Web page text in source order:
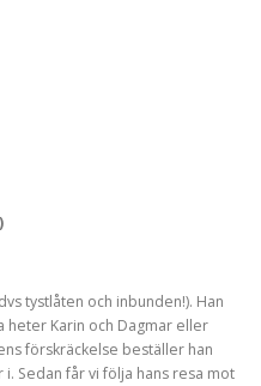
tystlåten och inbunden!). Han
heter Karin och Dagmar eller
förskräckelse beställer han
Sedan får vi följa hans resa mot